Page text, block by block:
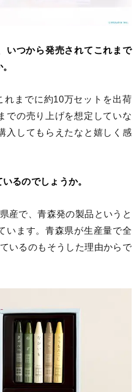
つから発売されてこれまで
れまでに約10万セットを出荷
での売り上げを想定していな
入してもらえたなと嬉しく感
るのでしょうか。
産で、青森発の製品というと
います。青森県が生産量で全
いるのもそうした理由からで